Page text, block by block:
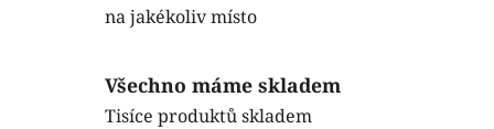
na jakékoliv místo
Všechno máme skladem
Tisíce produktů skladem